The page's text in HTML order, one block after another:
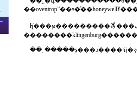
ŀǰ���ϻ���������豸���޹�˾���ڴ�����������յ��г��������ϳ�ʱ����г������լ����у�������¹������ȼ����豸